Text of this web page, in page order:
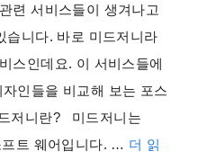
련 서비스들이 생겨나고
습니다. 바로 미드저니라
스인데요. 이 서비스들에
인들을 비교해 보는 포스
니란? 미드저니는
프트 웨어입니다. … 더 읽